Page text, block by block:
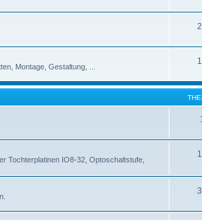
Montage, Gestaltung, ...
Tochterplatinen IO8-32, Optoschaltstufe,